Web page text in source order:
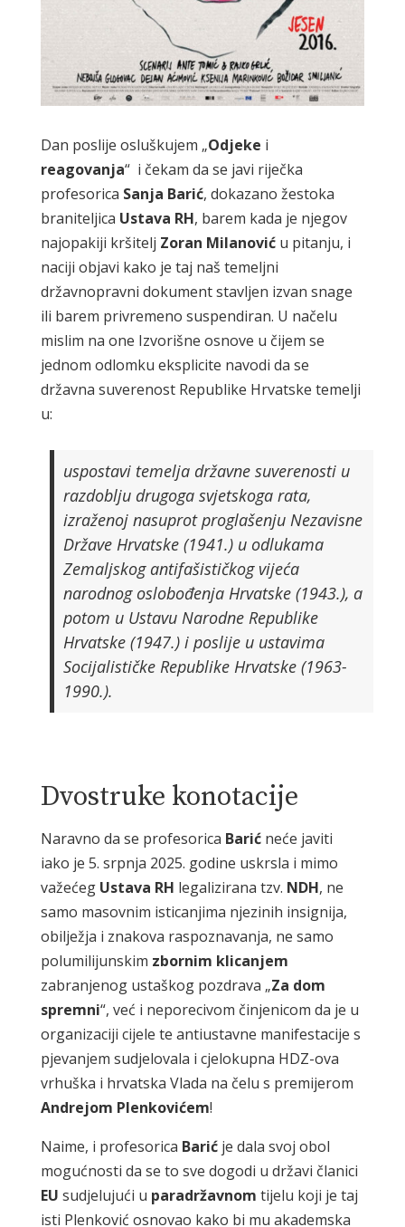
Dan poslije osluškujem „Odjeke i
reagovanja“ i čekam da se javi riječka
profesorica Sanja Barić, dokazano žestoka
braniteljica Ustava RH, barem kada je njegov
najopakiji kršitelj Zoran Milanoviću pitanju, i
naciji objavi kako je taj naš temeljni
državnopravni dokument stavljen izvan snage
ili barem privremeno suspendiran. U načelu
mislim na one Izvorišne osnove u čijem se
jednom odlomku eksplicite navodi da se
državna suverenost Republike Hrvatske temelji
u:
uspostavi temelja državne suverenosti u
razdoblju drugoga svjetskoga rata,
izraženoj nasuprot proglašenju Nezavisne
Države Hrvatske (1941.) u odlukama
Zemaljskog antifašističkog vijeća
narodnog oslobođenja Hrvatske (1943.), a
potom u Ustavu Narodne Republike
Hrvatske (1947.) i poslije u ustavima
Socijalističke Republike Hrvatske (1963-
1990.).
Dvostruke konotacije
Naravno da se profesorica Barićneće javiti
iako je 5. srpnja 2025. godine uskrsla i mimo
važećeg Ustava RH legalizirana tzv. NDH, ne
samo masovnim isticanjima njezinih insignija,
obilježja i znakova raspoznavanja, ne samo
polumilijunskim zbornim klicanjem
zabranjenog ustaškog pozdrava „Za dom
spremni“, već i neporecivom činjenicom da je u
organizaciji cijele te antiustavne manifestacije s
pjevanjem sudjelovala i cjelokupna HDZ-ova
vrhuška i hrvatska Vlada na čelu s premijerom
Andrejom Plenkovićem!
Naime, i profesorica Barićje dala svoj obol
mogućnosti da se to sve dogodi u državi članici
EU sudjelujući u paradržavnom tijelu koji je taj
isti Plenković osnovao kako bi mu akademska